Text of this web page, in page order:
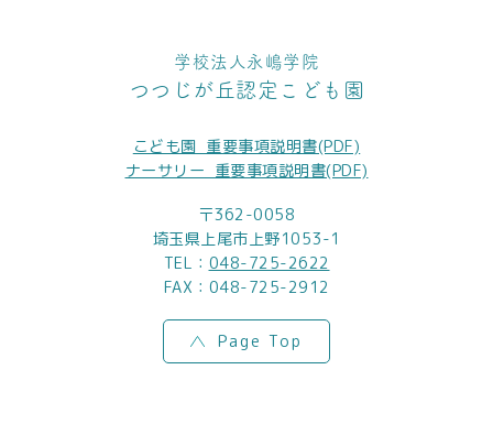
学校法人永嶋学院
つつじが丘認定こども園
こども園_重要事項説明書(PDF)
ナーサリー_重要事項説明書(PDF)
〒362-0058
埼玉県上尾市上野1053-1
TEL： 048-725-2622
FAX：048-725-2912
Page Top